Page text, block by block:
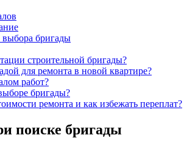
выбора бригады
строительной бригады?
для ремонта в новой квартире?
работ?
бригады?
ремонта и как избежать переплат?
поиске бригады